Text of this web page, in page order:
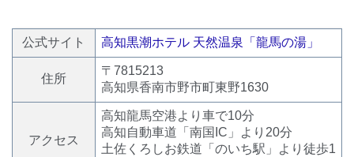
公式サイト 高知黒潮ホテル 天然温泉「龍馬の湯」
住所
〒7815213
高知県香南市野市町東野1630
アクセス
高知龍馬空港より車で10分
高知自動車道「南国IC」より20分
土佐くろしお鉄道「のいち駅」より徒歩1